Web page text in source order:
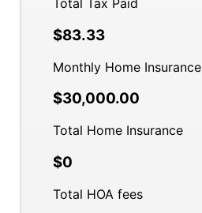
Total Tax Paid
$83.33
Monthly Home Insurance
$30,000.00
Total Home Insurance
$0
Total HOA fees